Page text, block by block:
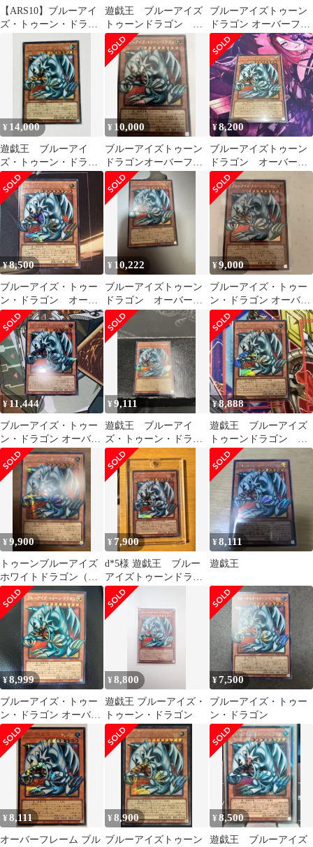
【ARS10】ブルーアイ
ズ・トゥーン・ドラゴ
戯王OCG
遊戯王 ブルーアイズ
トゥーンドラゴン シ
ク オーバーフレー
ム 1枚
ブルーアイズトゥーン
ドラゴン オーバーフレ
ーム シークレットレ
ア ars10
¥ 14,000
遊戯王 ブルーアイ
ズ・トゥーン・ドラゴ
ン オーバーフレーム
シークレット
¥ 10,000
ブルーアイズトゥーン
ドラゴンオーバーフレ
ームシークレット
¥8,200
ブルーアイズトゥーン
ドラゴン オーバーフ
レーム
¥8,500
ブルーアイズ・トゥー
ン・ドラゴン オーバ
ーフレーム
¥ 10,222
ブルーアイズトゥーン
ドラゴン オーバーフ
レーム
¥9,000
ブルーアイズ・トゥー
ン・ドラゴン オーバー
フレーム
¥11,444
ブルーアイズ・トゥー
ン・ドラゴン オーバー
フレームシク
¥9,111
遊戯王 ブルーアイ
ズ・トゥーン・ドラゴ
ン オーバーフレー
ム シークレット
¥8,888
遊戯王 ブルーアイズ
トゥーンドラゴン オ
ーバーフレーム
¥9,900
トゥーンブルーアイズ
ホワイトドラゴン（オ
ーバーフレーム）
¥ 7,900
d*5様 遊戯王 ブルー
アイズトゥーンドラゴ
ン オバフレ
¥8,111
遊戯王
¥8,999
ブルーアイズ・トゥー
ン・ドラゴン オーバー
フレーム シークレット
¥8,800
遊戯王 ブルーアイズ・
トゥーン・ドラゴン
¥7,500
ブルーアイズ・トゥー
ン・ドラゴン
¥8,111
オーバーフレーム ブル
¥8,900
ブルーアイズトゥーン
¥8,500
遊戯王 ブルーアイズ